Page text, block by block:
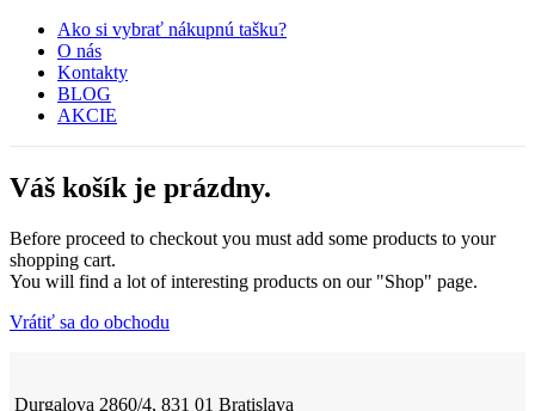
Ako si vybrať nákupnú tašku?
O nás
Kontakty
BLOG
AKCIE
Váš košík je prázdny.
Before proceed to checkout you must add some products to your
shopping cart.
You will find a lot of interesting products on our "Shop" page.
Vrátiť sa do obchodu
Durgalova 2860/4, 831 01 Bratislava